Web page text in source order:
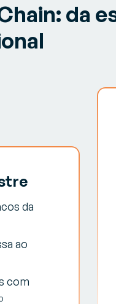
da
da
ao
com